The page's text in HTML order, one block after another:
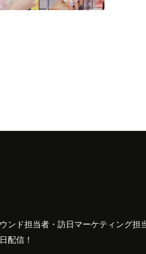
ド担当者・訪日マーケティング担
配信！